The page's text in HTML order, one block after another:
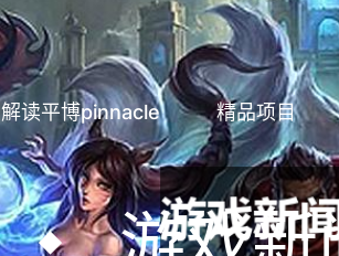
解读平博pinnacle 精品项目